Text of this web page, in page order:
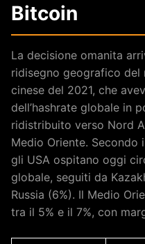
Bitcoin
La decisione omanita
ridisegno geografico del
cinese del 2021, che
dell’hashrate globale in
ridistribuito verso Nord
Medio Oriente.
gli USA ospitano oggi
globale, seguiti da
Russia (6%). Il Medio
tra il 5% e il 7%, con